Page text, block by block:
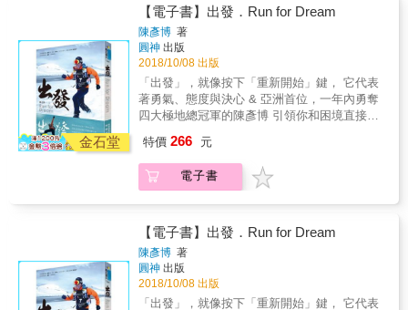
的時候，他都沒有讓自己信用留下瑕疵。 他讓
自己維持好信用，也被環境逼著成為金融達
人，他非常熟悉各種利率投報率以及銀行債信
等知識，也已被磨練出很善於做資金導流，他
清楚知曉如何搭配截止期限去挖東牆補西牆。
事實上，他實在太想了解銀行是如何運作的？
後來他乾脆直接去銀行上班，這一加入金融業
智偉，卻從十七歲那年就開始背債，這裡指的
不是他平日賺錢還債的那類債，而是他當時就
得犧牲自己的信用額度，讓自己成為家裡的金
信用額度，甚至也包括他學生時代就得四處張
羅，跟他的朋友圈東借一萬西借五千的，這些
加起來構成他往後長達十年以上的債務噩夢。
也因為借錢，智偉很早就認清不同的人性面，
真的有那種兩肋插刀相挺，完全不會催款的義
他的團隊以及上課學員分享，他說：「當然有
可能，也一定有可能。如果連像我這般直到二
十多歲時，資產都還是負幾十萬，這樣後來都
能成功，那任何人一定都可以做到。只看你決
心夠不夠而已。」 被債務逼著成長 是的，成不
成功，就看你有沒有那個決心。當你老想著，
算了，這回先放棄吧！幹嘛對自己那麼嚴苛？
那你終究會讓「放棄」成為一種習慣，直到七
老八十都還在想著事情若做不成，算了，「以
做的事情延到「以後」的，最現實的問題就是
債務，每個月都有一筆筆的帳單等著他去處
理。從小智偉就知道，人生道路要能走得長
的時候，他都沒有讓自己信用留下瑕疵。 他讓
自己維持好信用，也被環境逼著成為金融達
人，他非常熟悉各種利率投報率以及銀行債信
等知識，也已被磨練出很善於做資金導流，他
清楚知曉如何搭配截止期限去挖東牆補西牆。
實現了，他完成了全球七大洲八大站的極限馬
拉松賽事。 每一站都是夢想開始的地方，每完
成一場賽事，都是夢想實現的時刻。 ◆當體能
耗盡，剩下的就是看靈魂的重量和意志力的厚
度了 在南極，明明參加的是100公里挑戰賽，
卻要跑142公里。 預賽一開始，腳部舊傷復
發，加上暴風雪來襲，原本已經艱困的比賽要
不會乖乖就範，但是只要你願意接受夢想的挑
戰，你就已經往成功的方向前進了一大步。 ◆
蹲下，夢想停格；起身，夢想前進 在喀拉哈里
里，如果不是靠著實現夢想的動力支撐，怎麼
可能完成如此艱鉅的任務呢？ 放棄，就是「謝
謝，永不聯絡」；接下挑戰，夢想才會上身，
夢想才有可能會實現。 「再撐一下下！」是陳
彥博最常為自己加油打氣的鼓勵。 「全力衝
他的夢想，沒有極限！ 全書超過百張精采照
片，新增十年賽事回顧新版序， 帶你一探超馬
好手跑在夢想路上的點滴和初衷； 同場加映陳
彥博與父母感人真摯的親情對話， 以及首度圓
夢後，邁向總冠軍之路的賽事年表。 本書紀錄
了超馬選手陳彥博2010到2012年參加南極洲
100公里挑戰賽、南非喀拉哈里沙漠250公里超
馬賽，以及南美洲巴西170公里non-stop超馬賽
三大站的賽事驚險歷程。這段期間，也歷經了
皮離去的他，在書中寫下他對生命的種種體
悟。 ◆不管身在何處，只要你準備好了，那裡
就是夢想的起點 二十二歲，他立志用極地超級
馬拉松環遊世界；在世界各個角落插遍台灣的
國旗，是他的夢想。 經歷五年，陳彥博的夢想
實現了，他完成了全球七大洲八大站的極限馬
拉松賽事。 每一站都是夢想開始的地方，每完
成一場賽事，都是夢想實現的時刻。 ◆當體能
耗盡，剩下的就是看靈魂的重量和意志力的厚
金石堂
【電子書】出發．Run for Dream
陳彥博 著
圓神 出版
2018/10/08 出版
「出發」，就像按下「重新開始」鍵， 它代表
著勇氣、態度與決心 & 亞洲首位，一年內勇奪
四大極地總冠軍的陳彥博 引領你和困境直接對
步伐， 出發，就對了！ & 每一次的出發，都是
超越自己的起點 無時無刻地調整自己，就是逆
轉勝的開始 心中沒有局限，才能超越極限！ &
自己有點害怕的更大目標，才能驅使自己注入
更多動力與執行力。 經歷十年比賽生涯的超馬
選手陳彥博，這次訂定了最嚴苛的計畫，報名
了非洲納米比亞、中國戈壁、智利阿他加馬沙
漠、南極洲這四個地表最險惡地形氣候的極地
特價 266 元
電子書
【電子書】出發．Run for Dream
陳彥博 著
圓神 出版
2018/10/08 出版
「出發」，就像按下「重新開始」鍵， 它代表